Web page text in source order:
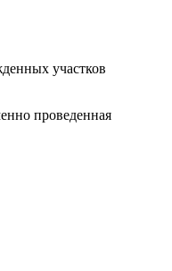
участков
проведенная